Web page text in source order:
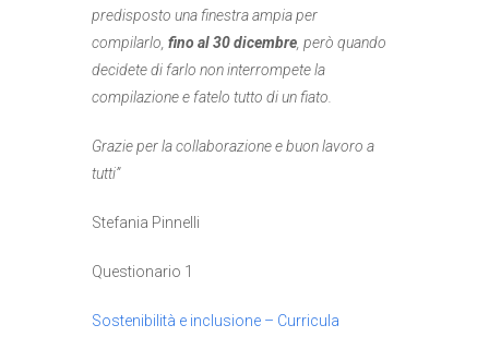
predisposto una finestra ampia per
compilarlo, fino al 30 dicembre , però quando
decidete di farlo non interrompete la
compilazione e fatelo tutto di un fiato.
Grazie per la collaborazione e buon lavoro a
tutti”
Stefania Pinnelli
Questionario 1
Sostenibilità e inclusione – Curricula